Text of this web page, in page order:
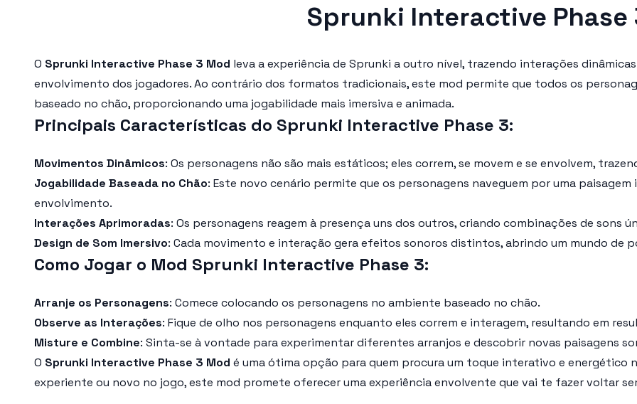
Sprunki Interactive Phase
O Sprunki Interactive Phase 3 Mod leva a experiência de Sprunki a outro nível, trazendo interações
envolvimento dos jogadores. Ao contrário dos formatos tradicionais, este mod permite que todos os
baseado no chão, proporcionando uma jogabilidade mais imersiva e animada.
Principais Características do Sprunki Interactive Phase 3:
Movimentos Dinâmicos: Os personagens não são mais estáticos; eles correm, se movem e se envolvem,
Jogabilidade Baseada no Chão: Este novo cenário permite que os personagens naveguem por uma
envolvimento.
Interações Aprimoradas: Os personagens reagem à presença uns dos outros, criando combinações de sons
Design de Som Imersivo: Cada movimento e interação gera efeitos sonoros distintos, abrindo um mundo de
Como Jogar o Mod Sprunki Interactive Phase 3:
Arranje os Personagens: Comece colocando os personagens no ambiente baseado no chão.
Observe as Interações: Fique de olho nos personagens enquanto eles correm e interagem, resultando em
Misture e Combine: Sinta-se à vontade para experimentar diferentes arranjos e descobrir novas paisagens
O Sprunki Interactive Phase 3 Mod é uma ótima opção para quem procura um toque interativo e energético
experiente ou novo no jogo, este mod promete oferecer uma experiência envolvente que vai te fazer voltar